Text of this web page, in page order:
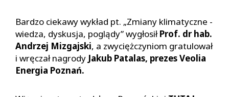
Bardzo ciekawy wykład pt. „Zmiany klimatyczne -
wiedza, dyskusja, poglądy” wygłosiłProf. dr hab.
Andrzej Mizgajski, a zwyciężczyniom gratulował
i wręczał nagrody Jakub Patalas, prezes Veolia
Energia Poznań.